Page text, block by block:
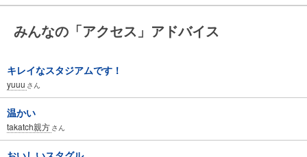
みんなの「アクセス」アドバイス
キレイなスタジアムです！
yuuu さん
温かい
takatch親方 さん